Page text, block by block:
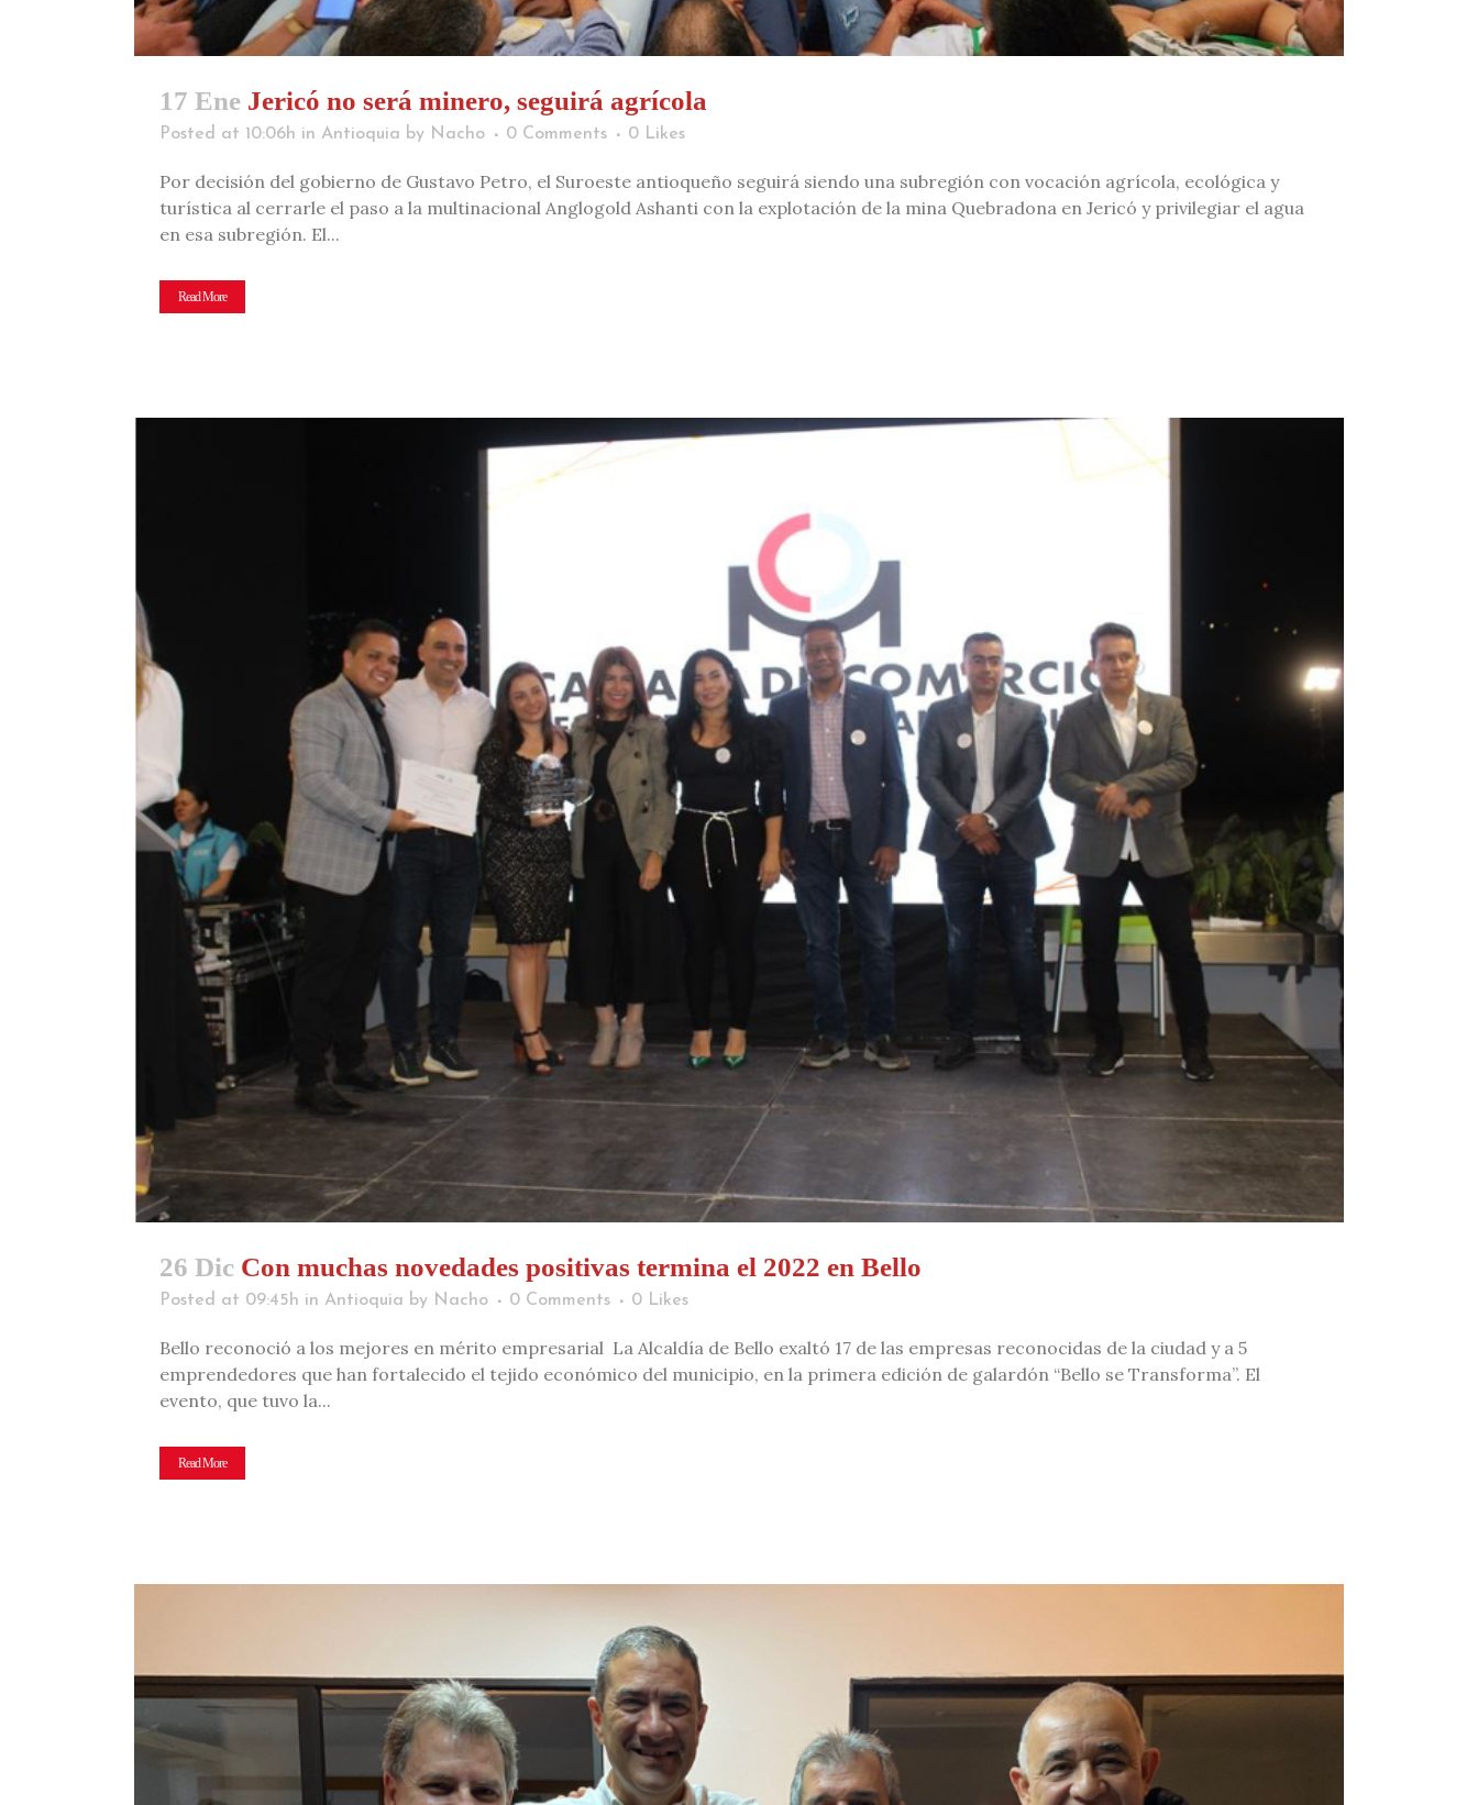
17 Ene Jericó no será minero, seguirá agrícola
Posted at 10:06h in Antioquia by Nacho 0 Comments 0 Likes
Por decisión del gobierno de Gustavo Petro, el Suroeste antioqueño seguirá siendo una subregión con vocación agrícola, ecológica y
turística al cerrarle el paso a la multinacional Anglogold Ashanti con la explotación de la mina Quebradona en Jericó y privilegiar el agua
en esa subregión. El...
Read More
26 Dic Con muchas novedades positivas termina el 2022 en Bello
Posted at 09:45h in Antioquia by Nacho 0 Comments 0 Likes
Bello reconoció a los mejores en mérito empresarial La Alcaldía de Bello exaltó 17 de las empresas reconocidas de la ciudad y a 5
emprendedores que han fortalecido el tejido económico del municipio, en la primera edición de galardón “Bello se Transforma”. El
evento, que tuvo la...
Read More